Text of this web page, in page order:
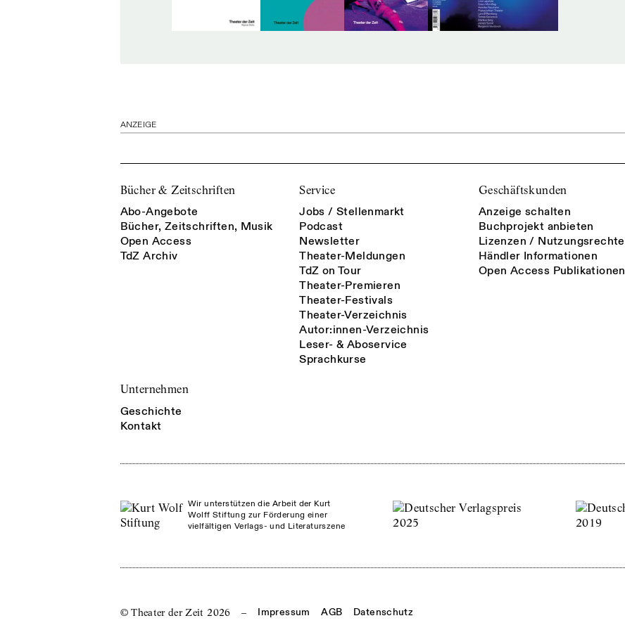
ANZEIGE
Bücher & Zeitschriften
Abo-Angebote
Bücher, Zeitschriften, Musik
Open Access
TdZ Archiv
Service
Jobs / Stellenmarkt
Podcast
Newsletter
Theater-Meldungen
TdZ on Tour
Theater-Premieren
Theater-Festivals
Theater-Verzeichnis
Autor:innen-Verzeichnis
Leser- & Aboservice
Sprachkurse
Geschäftskunden
Anzeige schalten
Buchprojekt anbieten
Lizenzen / Nutzungsrechte
Händler Informationen
Open Access Publikationen
Unternehmen
Geschichte
Kontakt
Wir unterstützen die Arbeit der Kurt
Wolff Stiftung zur Förderung einer
vielfältigen Verlags- und Literaturszene
© Theater der Zeit2026 – Impressum AGB Datenschutz